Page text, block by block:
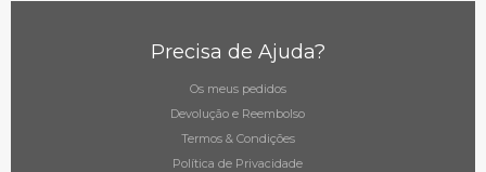
Precisa de Ajuda?
Os meus pedidos
Devolução e Reembolso
Termos & Condições
Política de Privacidade